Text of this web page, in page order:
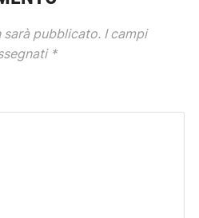
sarà pubblicato. I campi
*